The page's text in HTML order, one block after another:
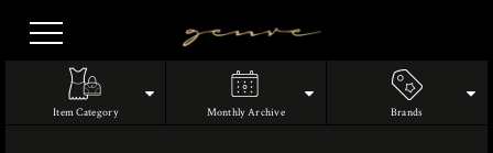
Item Category Monthly Archive Brands